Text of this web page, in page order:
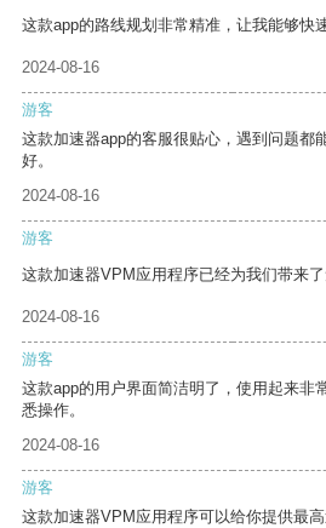
这款app的路线规划非常精准，让我能够快
2024-08-16
游客
这款加速器app的客服很贴心，遇到问题都
好。
2024-08-16
游客
这款加速器VPM应用程序已经为我们带来了
2024-08-16
游客
这款app的用户界面简洁明了，使用起来非
悉操作。
2024-08-16
游客
这款加速器VPM应用程序可以给你提供最